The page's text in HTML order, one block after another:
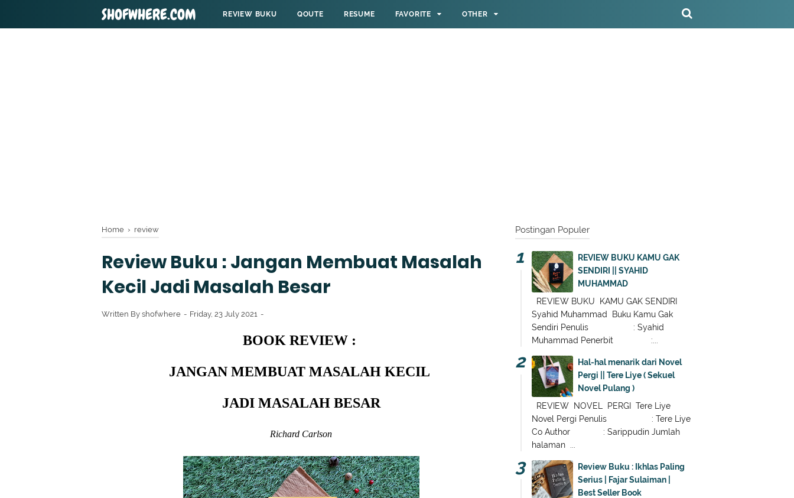
SHOFWHERE.COM REVIEW BUKU QOUTE RESUME FAVORITE OTHER
Home › review
Review Buku : Jangan Membuat Masalah
Kecil Jadi Masalah Besar
Written By shofwhere Friday, 23 July 2021
BOOK REVIEW :
JANGAN MEMBUAT MASALAH KECIL
JADI MASALAH BESAR
Richard Carlson
Postingan Populer
REVIEW BUKU KAMU GAK
SENDIRI || SYAHID
MUHAMMAD
REVIEW BUKU KAMU GAK SENDIRI
Syahid Muhammad Buku Kamu Gak
Sendiri Penulis : Syahid
Muhammad Penerbit :...
Hal-hal menarik dari Novel
Pergi || Tere Liye ( Sekuel
Novel Pulang )
REVIEW NOVEL PERGI Tere Liye
Novel Pergi Penulis : Tere Liye
Co Author : Sarippudin Jumlah
halaman ...
Review Buku : Ikhlas Paling
Serius | Fajar Sulaiman |
Best Seller Book